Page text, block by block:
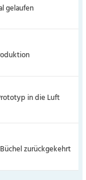
gelaufen
in die Luft
zurückgekehrt